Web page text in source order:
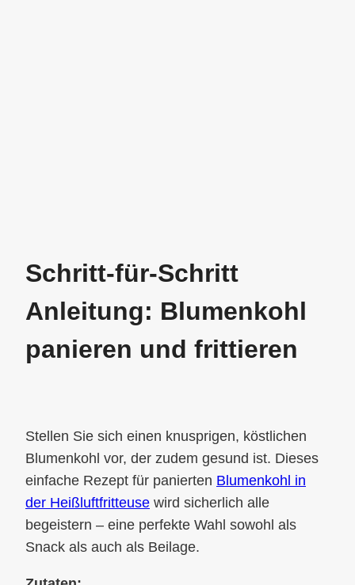
Schritt-für-Schritt
Anleitung: Blumenkohl
panieren und frittieren
Stellen Sie sich einen knusprigen, köstlichen
Blumenkohl vor, der zudem gesund ist. Dieses
einfache Rezept für panierten Blumenkohl in
der Heißluftfritteuse wird sicherlich alle
begeistern – eine perfekte Wahl sowohl als
Snack als auch als Beilage.